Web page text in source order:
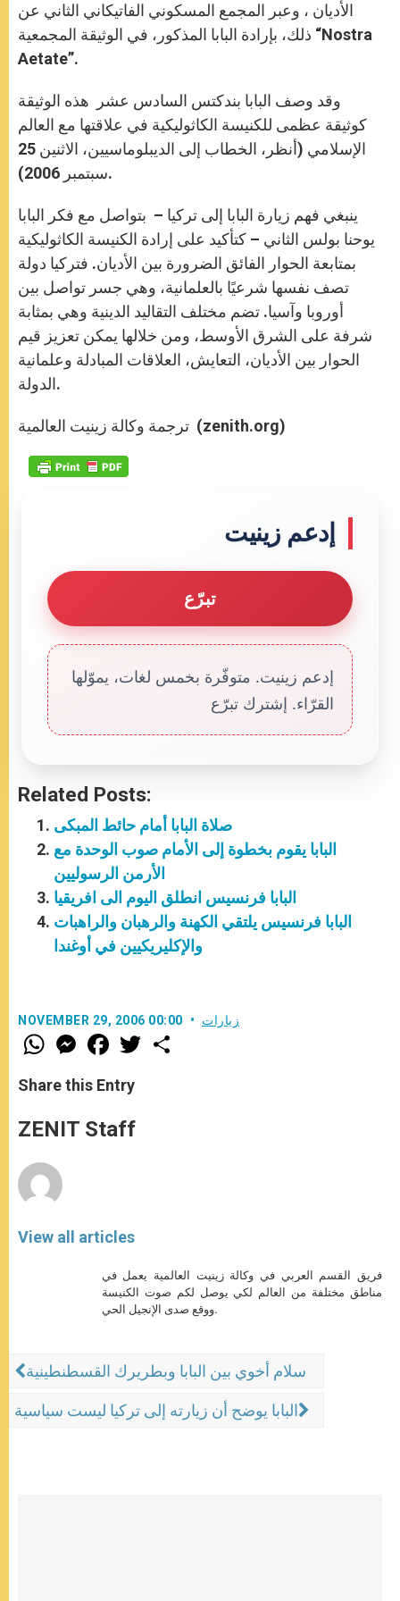
الأديان ، وعبر المجمع المسكوني الفاتيكاني الثاني عن
ذلك، بإرادة البابا المذكور، في الوثيقة المجمعية “Nostra
Aetate”.
وقد وصف البابا بندكتس السادس عشر هذه الوثيقة
كوثيقة عظمى للكنيسة الكاثوليكية في علاقتها مع العالم
الإسلامي (أنظر، الخطاب إلى الديبلوماسيين، الاثنين 25
سبتمبر 2006).
ينبغي فهم زيارة البابا إلى تركيا – بتواصل مع فكر البابا
يوحنا بولس الثاني – كتأكيد على إرادة الكنيسة الكاثوليكية
بمتابعة الحوار الفائق الضرورة بين الأديان. فتركيا دولة
تصف نفسها شرعيًا بالعلمانية، وهي جسر تواصل بين
أوروبا وآسيا. تضم مختلف التقاليد الدينية وهي بمثابة
شرفة على الشرق الأوسط، ومن خلالها يمكن تعزيز قيم
الحوار بين الأديان، التعايش، العلاقات المبادلة وعلمانية
الدولة.
ترجمة وكالة زينيت العالمية (zenith.org)
إدعم زينيت
تبرّع
إدعم زينيت. متوفّرة بخمس لغات، يموّلها
القرّاء. إشترك تبرّع
Related Posts:
صلاة البابا أمام حائط المبكى
البابا يقوم بخطوة إلى الأمام صوب الوحدة مع
الأرمن الرسوليين
البابا فرنسيس انطلق اليوم الى افريقيا
البابا فرنسيس يلتقي الكهنة والرهبان والراهبات
والإكليريكيين في أوغندا
NOVEMBER 29, 2006 00:00 زيارات
W
h
t
s
p
p
M
e
s
e
g
e
F
a
e
b
o
k
w
Share this Entry
ZENIT Staff
View all articles
فريق القسم العربي في وكالة زينيت العالمية يعمل في
مناطق مختلفة من العالم لكي يوصل لكم صوت الكنيسة
ووقع صدى الإنجيل الحي.
سلام أخوي بين البابا وبطريرك القسطنطينية
البابا يوضح أن زيارته إلى تركيا ليست سياسية